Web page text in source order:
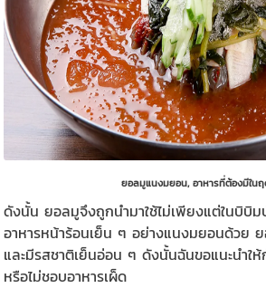
ยอลมูแนงมยอน, อาหารที่ต้องมีใน
ดังนั้น ยอลมูจึงถูกนำมาใช้ไม่เพียงแต่ในบิบิม
อาหารหน้าร้อนเย็น ๆ อย่างแนงมยอนด้วย
และมีรสชาติเย็นอ่อน ๆ ดังนั้นฉันขอแนะนำใ
หรือไม่ชอบอาหารเผ็ด